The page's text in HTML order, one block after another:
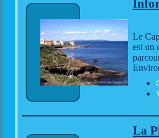
Le
est un
La